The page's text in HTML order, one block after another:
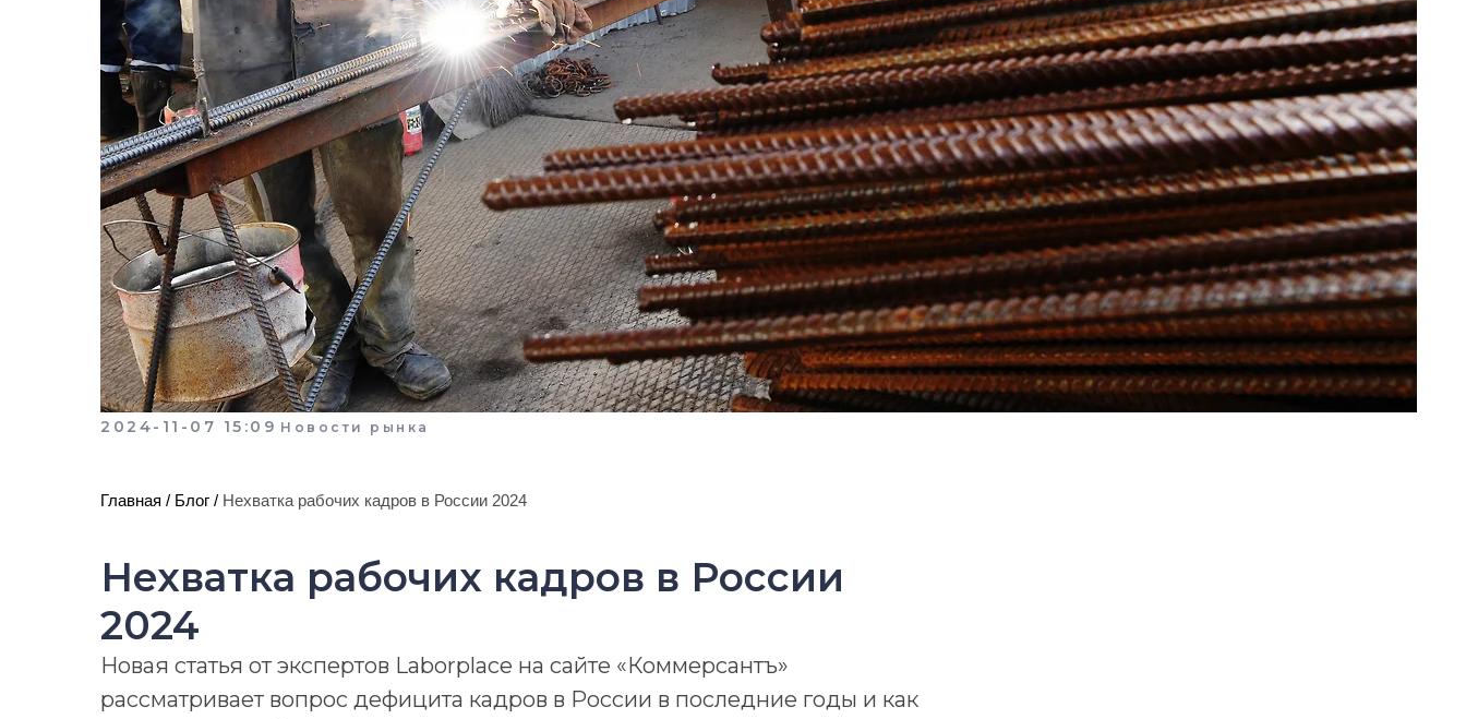
2024-11-07 15:09 Новости рынка
Главная / Блог / Нехватка рабочих кадров в России 2024
Нехватка рабочих кадров в России
2024
Новая статья от экспертов Laborplace на сайте «Коммерсантъ»
рассматривает вопрос дефицита кадров в России в последние годы и как